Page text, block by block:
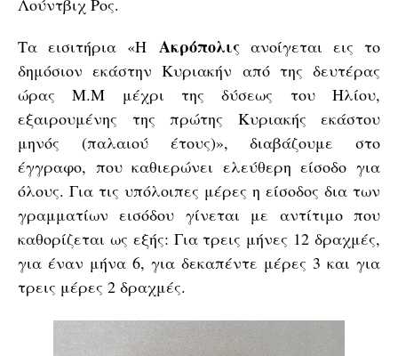
Λούντβιχ Ρος.
Τα εισιτήρια «Η Ακρόπολιςανοίγεται εις το
δημόσιον εκάστην Κυριακήν από της δευτέρας
ώρας Μ.Μ μέχρι της δύσεως του Ηλίου,
εξαιρουμένης της πρώτης Κυριακής εκάστου
μηνός (παλαιού έτους)», διαβάζουμε στο
έγγραφο, που καθιερώνει ελεύθερη είσοδο για
όλους. Για τις υπόλοιπες μέρες η είσοδος δια των
γραμματίων εισόδου γίνεται με αντίτιμο που
καθορίζεται ως εξής: Για τρεις μήνες 12 δραχμές,
για έναν μήνα 6, για δεκαπέντε μέρες 3 και για
τρεις μέρες 2 δραχμές.